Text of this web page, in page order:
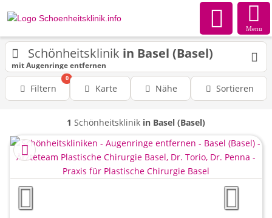
Menu
Schönheitsklinik in Basel (Basel)
mit Augenringe entfernen
Filtern
0
Karte Nähe Sortieren
1 Schönheitsklinik in Basel (Basel)